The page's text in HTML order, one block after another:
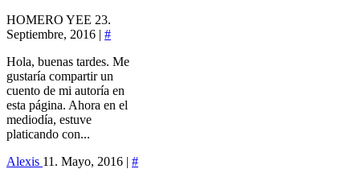
HOMERO YEE 23.
Septiembre, 2016 | #
Hola, buenas tardes. Me
gustaría compartir un
cuento de mi autoría en
esta página. Ahora en el
mediodía, estuve
platicando con...
Alexis 11. Mayo, 2016 | #